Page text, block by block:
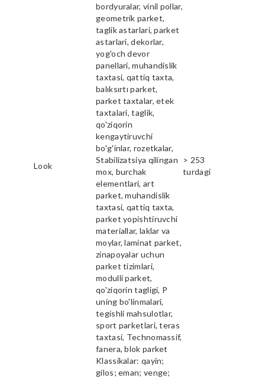
Look
bordyuralar, vinil pollar,
geometrik parket,
taglik astarlari, parket
astarlari, dekorlar,
yog'och devor
panellari, muhandislik
taxtasi, qattiq taxta,
balıksırtı parket,
parket taxtalar, etek
taxtalari, taglik,
qo'ziqorin
kengaytiruvchi
bo'g'inlar, rozetkalar,
Stabilizatsiya qilingan
mox, burchak
elementlari, art
parket, muhandislik
taxtasi, qattiq taxta,
parket yopishtiruvchi
materiallar, laklar va
moylar, laminat parket,
zinapoyalar uchun
parket tizimlari,
modulli parket,
qo'ziqorin tagligi, P
uning bo'linmalari,
tegishli mahsulotlar,
sport parketlari, teras
taxtasi, Technomassif,
fanera, blok parket
> 253
turdagi
Klassikalar: qayin;
gilos; eman; venge;